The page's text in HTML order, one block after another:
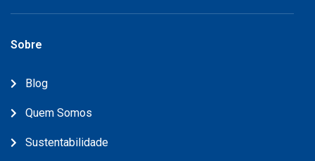
Sobre
Blog
Quem Somos
Sustentabilidade